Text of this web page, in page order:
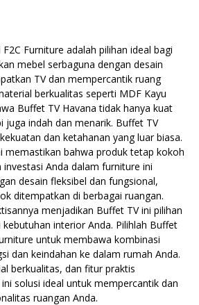
Furniture adalah pilihan ideal bagi
mebel serbaguna dengan desain
TV dan mempercantik ruang
berkualitas seperti MDF Kayu
Buffet TV Havana tidak hanya kuat
juga indah dan menarik. Buffet TV
dan ketahanan yang luar biasa.
memastikan bahwa produk tetap kokoh
Anda dalam furniture ini
desain fleksibel dan fungsional,
ditempatkan di berbagai ruangan.
menjadikan Buffet TV ini pilihan
interior Anda. Pilihlah Buffet
untuk membawa kombinasi
dan keindahan ke dalam rumah Anda.
berkualitas, dan fitur praktis
solusi ideal untuk mempercantik dan
ruangan Anda.